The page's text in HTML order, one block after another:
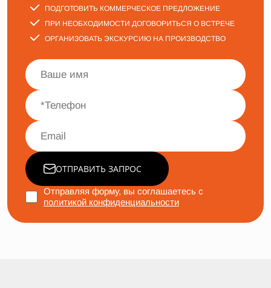
ПОДГОТОВИТЬ КОММЕРЧЕСКОЕ ПРЕДЛОЖЕНИЕ
ПРИ НЕОБХОДИМОСТИ ДОГОВОРИТЬСЯ О ВСТРЕЧЕ
ОРГАНИЗОВАТЬ ЭКСКУРСИЮ НА ПРОИЗВОДСТВО
ОТПРАВИТЬ ЗАПРОС
Отправляя форму, вы соглашаетесь с
политикой конфиденциальности